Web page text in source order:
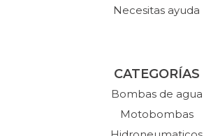
Necesitas ayuda
CATEGORÍAS
Bombas de agua
Motobombas